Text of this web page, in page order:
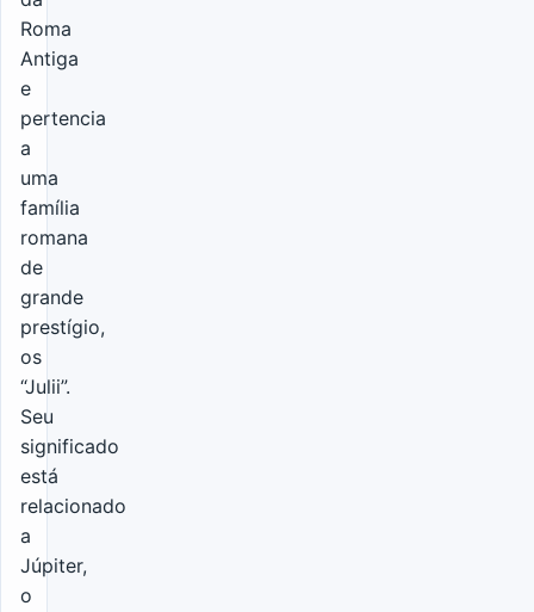
Roma
Antiga
e
pertencia
a
uma
família
romana
de
grande
prestígio,
os
“Julii”.
Seu
significado
está
relacionado
a
Júpiter,
o